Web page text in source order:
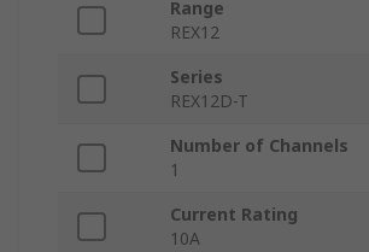
Range
REX12
Series
REX12D-T
Number of Channels
1
Current Rating
10A